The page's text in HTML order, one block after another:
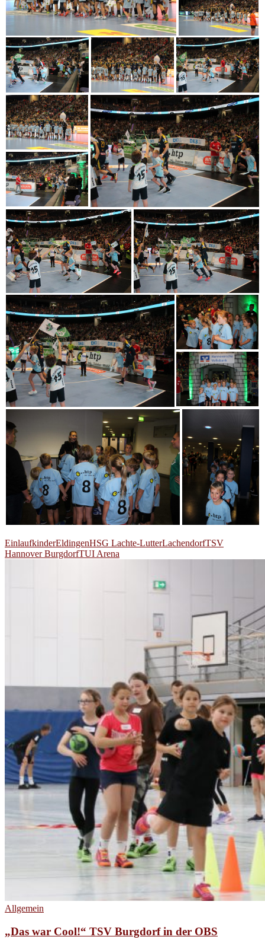
EinlaufkinderEldingenHSG Lachte-LutterLachendorfTSV
Hannover BurgdorfTUI Arena
Allgemein
„Das war Cool!“ TSV Burgdorf in der OBS